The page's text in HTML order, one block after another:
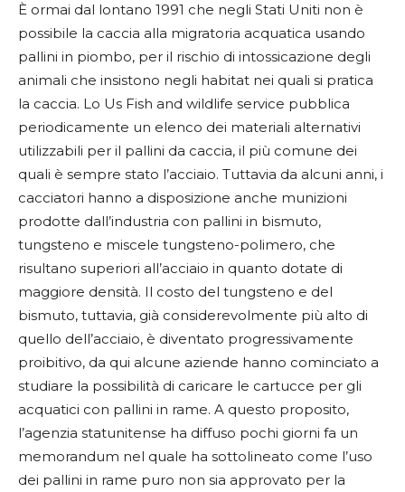
È ormai dal lontano 1991 che negli Stati Uniti non è
possibile la caccia alla migratoria acquatica usando
pallini in piombo, per il rischio di intossicazione degli
animali che insistono negli habitat nei quali si pratica
la caccia. Lo Us Fish and wildlife service pubblica
periodicamente un elenco dei materiali alternativi
utilizzabili per il pallini da caccia, il più comune dei
quali è sempre stato l’acciaio. Tuttavia da alcuni anni, i
cacciatori hanno a disposizione anche munizioni
prodotte dall’industria con pallini in bismuto,
tungsteno e miscele tungsteno-polimero, che
risultano superiori all’acciaio in quanto dotate di
maggiore densità. Il costo del tungsteno e del
bismuto, tuttavia, già considerevolmente più alto di
quello dell’acciaio, è diventato progressivamente
proibitivo, da qui alcune aziende hanno cominciato a
studiare la possibilità di caricare le cartucce per gli
acquatici con pallini in rame. A questo proposito,
l’agenzia statunitense ha diffuso pochi giorni fa un
memorandum nel quale ha sottolineato come l’uso
dei pallini in rame puro non sia approvato per la